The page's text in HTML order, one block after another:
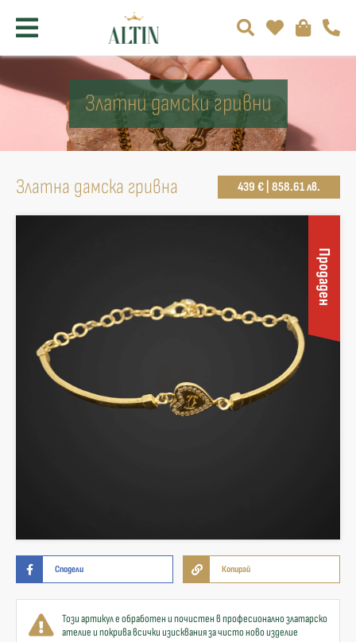
Златни дамски гривни
Златна дамска гривна 439 € | 858.61 лв.
Продаден
Сподели Копирай
Този артикул е обработен и почистен в професионално златарско
ателие и покрива всички изисквания за чисто ново изделие